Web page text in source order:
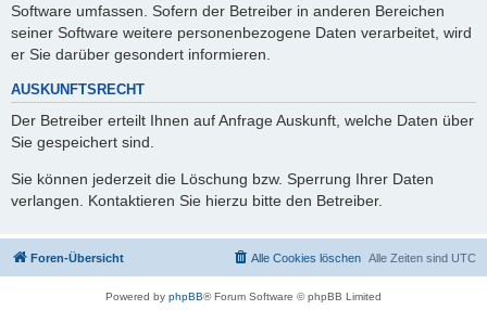
Software umfassen. Sofern der Betreiber in anderen Bereichen
seiner Software weitere personenbezogene Daten verarbeitet, wird
er Sie darüber gesondert informieren.
AUSKUNFTSRECHT
Der Betreiber erteilt Ihnen auf Anfrage Auskunft, welche Daten über
Sie gespeichert sind.
Sie können jederzeit die Löschung bzw. Sperrung Ihrer Daten
verlangen. Kontaktieren Sie hierzu bitte den Betreiber.
Foren-Übersicht Alle Zeiten sind UTC
Alle Cookies löschen
Powered by phpBB® Forum Software © phpBB Limited